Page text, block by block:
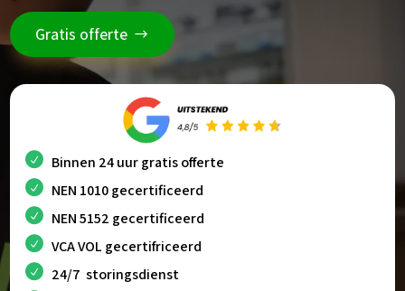
Gratis offerte
Binnen 24 uur gratis offerte
NEN 1010 gecertificeerd
NEN 5152 gecertificeerd
VCA VOL gecertifriceerd
24/7 storingsdienst